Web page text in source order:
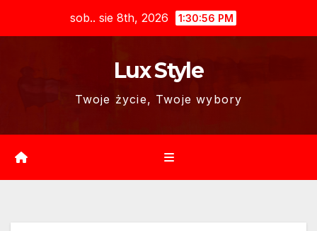
sob.. sie 8th, 2026 1:30:58 PM
Lux Style
Twoje życie, Twoje wybory